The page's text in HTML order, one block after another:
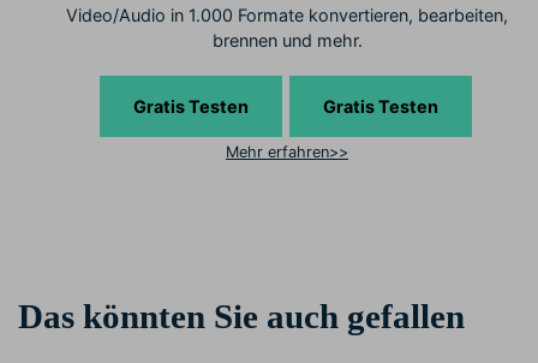
Video/Audio in 1.000 Formate konvertieren, bearbeiten,
brennen und mehr.
Gratis Testen Gratis Testen
Mehr erfahren>>
Das könnten Sie auch gefallen